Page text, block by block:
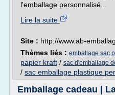
l'emballage personnalisé...
Lire la suite
Site : http://www.ab-
Thèmes liés : emballage sac
papier kraft / sac d'emballage
/ sac emballage plastique
Emballage cadeau |